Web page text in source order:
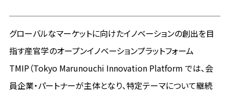
グローバルなマーケットに向けたイノベーションの創出を目
指す産官学のオープンイノベーションプラットフォーム
TMIP（Tokyo Marunouchi Innovation Platform では、会
員企業・パートナーが主体となり、特定テーマについて継続